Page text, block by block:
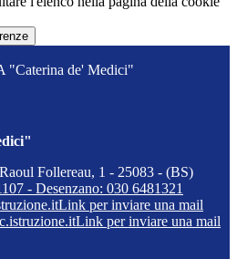
"Caterina de' Medici"
Follereau, 1 - 25083 - (BS)
- Desenzano: 030 6481321
Link per inviare una mail
Link per inviare una mail